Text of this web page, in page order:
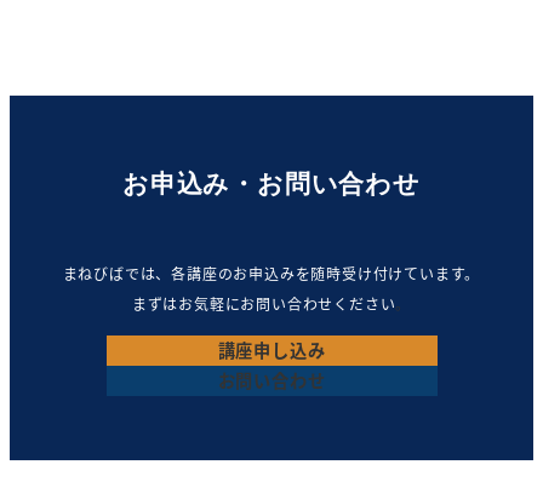
お申込み・お問い合わせ
まねびばでは、各講座のお申込みを随時受け付けています。
まずはお気軽にお問い合わせください。
講座申し込み
お問い合わせ